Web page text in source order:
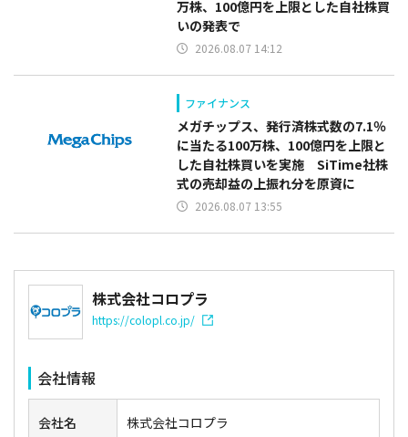
万株、100億円を上限とした自社株買
いの発表で
2026.08.07 14:12
ファイナンス
メガチップス、発行済株式数の7.1％
に当たる100万株、100億円を上限と
した自社株買いを実施 SiTime社株
式の売却益の上振れ分を原資に
2026.08.07 13:55
株式会社コロプラ
https://colopl.co.jp/
会社情報
会社名 株式会社コロプラ